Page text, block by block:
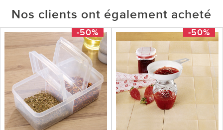
Nos clients ont également acheté
-50% -50%